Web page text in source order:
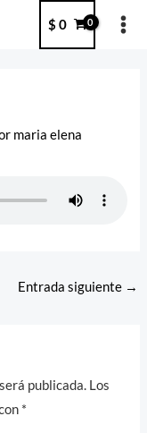
$ 0
maria elena
Entrada siguiente →
publicada. Los
*